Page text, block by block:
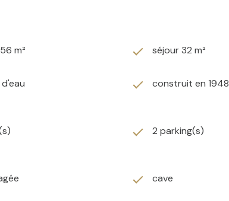
m² séjour 32 m²
d'eau construit en 1948
2 parking(s)
cave